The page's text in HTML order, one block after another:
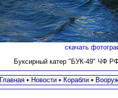
скачать
Буксирный катер "БУК-49" ЧФ
Главная• Новости• Корабли•